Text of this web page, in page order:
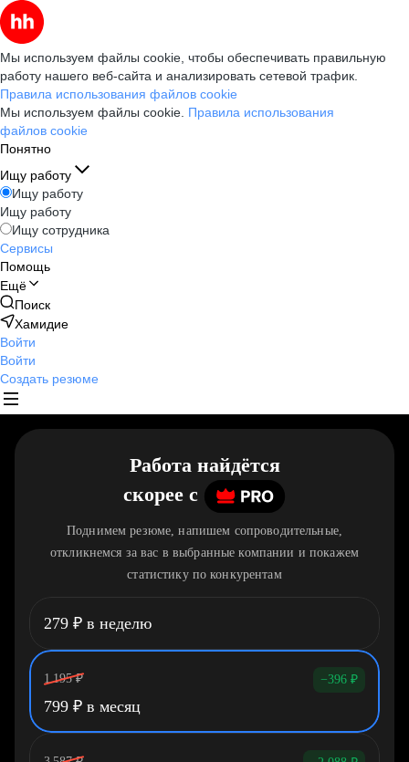
Мы используем файлы cookie, чтобы обеспечивать правильную
работу нашего веб-сайта и анализировать сетевой трафик.
Правила использования файлов cookie
Мы используем файлы cookie. Правила использования
файлов cookie
Понятно
Ищу работу
Ищу работу
Ищу работу
Ищу сотрудника
Сервисы
Помощь
Ещё
Поиск
Хамидие
Войти
Войти
Создать резюме
Работа найдётся
скорее c
Поднимем резюме, напишем сопроводительные,
откликнемся за вас в выбранные компании и покажем
статистику по конкурентам
279 ₽ в неделю
1 195 ₽ −396 ₽
799 ₽ в месяц